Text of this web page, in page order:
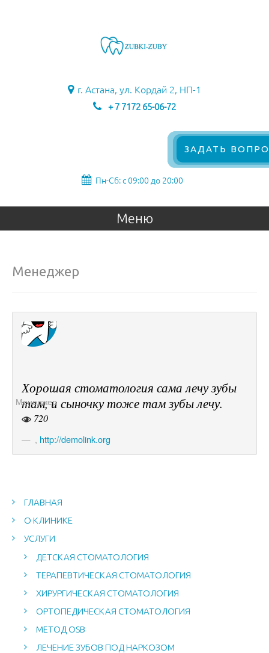
г. Астана, ул. Кордай 2, НП-1
+ 7 7172 65-06-72
ЗАДАТЬ
Пн-Сб: с 09:00 до 20:00
Меню
Менеджер
Хорошая стоматология сама лечу зубы
там, и сыночку тоже там зубы лечу.
720
Менеджер
, http://demolink.org
ГЛАВНАЯ
О КЛИНИКЕ
УСЛУГИ
ДЕТСКАЯ СТОМАТОЛОГИЯ
ТЕРАПЕВТИЧЕСКАЯ СТОМАТОЛОГИЯ
ХИРУРГИЧЕСКАЯ СТОМАТОЛОГИЯ
ОРТОПЕДИЧЕСКАЯ СТОМАТОЛОГИЯ
МЕТОД OSB
ЛЕЧЕНИЕ ЗУБОВ ПОД НАРКОЗОМ